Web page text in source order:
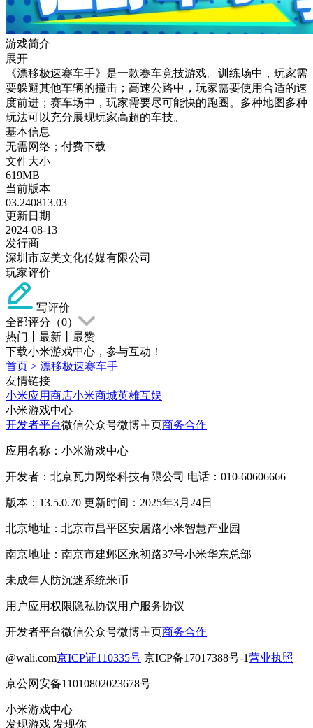
游戏简介
展开
《漂移极速赛车手》是一款赛车竞技游戏。训练场中，玩家需
要躲避其他车辆的撞击；高速公路中，玩家需要使用合适的速
度前进；赛车场中，玩家需要尽可能快的跑圈。多种地图多种
玩法可以充分展现玩家高超的车技。
基本信息
无需网络；付费下载
文件大小
619MB
当前版本
03.240813.03
更新日期
2024-08-13
发行商
深圳市应美文化传媒有限公司
玩家评价
写评价
全部评分（0）
热门
最新
最赞
下载小米游戏中心，参与互动！
首页 > 漂移极速赛车手
友情链接
小米应用商店小米商城英雄互娱
小米游戏中心
开发者平台微信公众号微博主页商务合作
应用名称：小米游戏中心
开发者：北京瓦力网络科技有限公司 电话：010-60606666
版本：13.5.0.70 更新时间：2025年3月24日
北京地址：北京市昌平区安居路小米智慧产业园
南京地址：南京市建邺区永初路37号小米华东总部
未成年人防沉迷系统米币
用户应用权限隐私协议用户服务协议
开发者平台微信公众号微博主页商务合作
@wali.com京ICP证110335号 京ICP备17017388号-1营业执照
京公网安备11010802023678号
小米游戏中心
发现游戏 发现你